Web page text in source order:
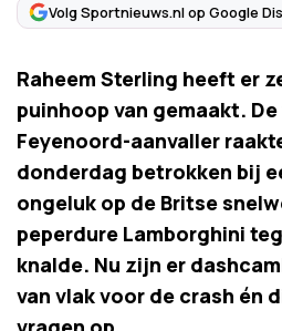
Volg Sportnieuws.nl op Google
Raheem Sterling heeft er
puinhoop van gemaakt.
Feyenoord-aanvaller
donderdag betrokken bij
ongeluk op de Britse
peperdure Lamborghini
knalde. Nu zijn er
van vlak voor de crash én